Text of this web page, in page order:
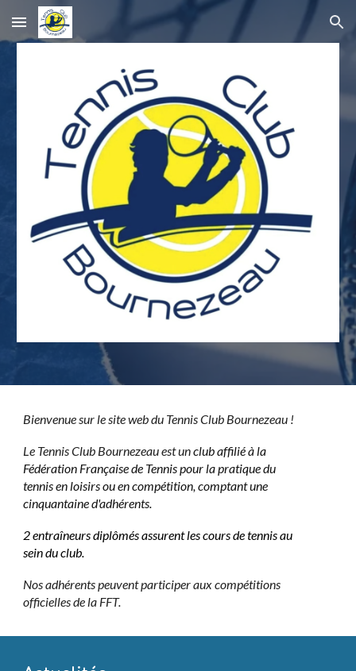
Skip to main content Skip to navigation
Bienvenue sur le site web du Tennis Club Bournezeau !
Le Tennis Club Bournezeau est unclub affilié à la
Fédération Française de Tennis pour la pratique du
tennis en loisirs ou en compétition, comptant une
cinquantaine d'adhérents.
2 entraîneurs diplômés assurent les cours de tennis au
sein du club.
Nos adhérents peuvent participer aux compétitions
officielles de la FFT.